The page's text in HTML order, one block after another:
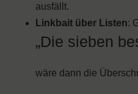
ausfällt.
Linkbait über Listen:
„Die sieben
wäre dann die